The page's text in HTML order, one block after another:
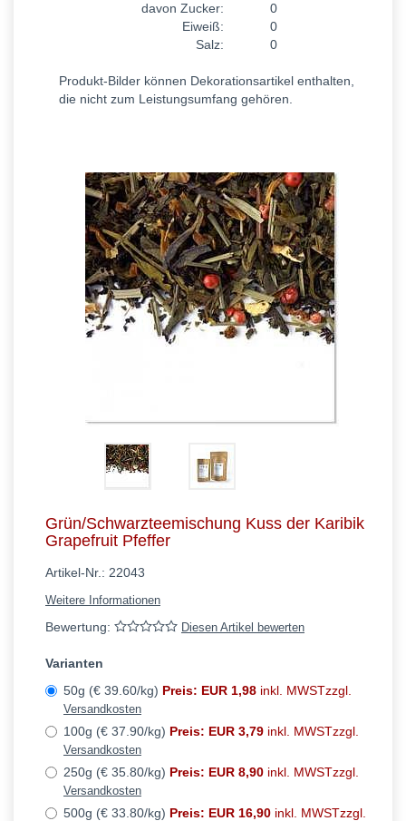
davon Zucker:
0
Eiweiß:
0
Salz:
0
Produkt-Bilder können Dekorationsartikel enthalten,
die nicht zum Leistungsumfang gehören.
Grün/Schwarzteemischung Kuss der Karibik
Grapefruit Pfeffer
Artikel-Nr.: 22043
Weitere Informationen
Bewertung: Diesen Artikel bewerten
Varianten
50g (€ 39.60/kg) Preis: EUR 1,98 inkl. MWSTzzgl.
Versandkosten
100g (€ 37.90/kg) Preis: EUR 3,79 inkl. MWSTzzgl.
Versandkosten
250g (€ 35.80/kg) Preis: EUR 8,90 inkl. MWSTzzgl.
Versandkosten
500g (€ 33.80/kg) Preis: EUR 16,90 inkl. MWSTzzgl.